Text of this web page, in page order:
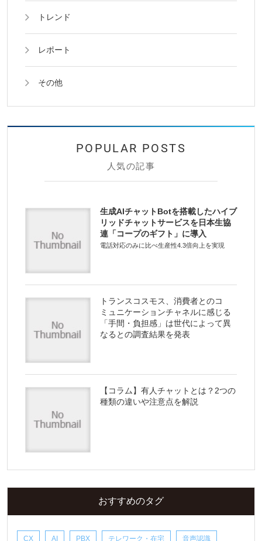
トレンド
レポート
その他
人気の記事
生成AIチャットBotを搭載したハイブ
リッドチャットサービスを日本生協
連「コープのギフト」に導入
電話対応のみに比べ生産性4.3倍向上を実現
トランスコスモス、消費者とのコ
ミュニケーションチャネルに感じる
「手間・負担感」は世代によって異
なるとの調査結果を発表
【コラム】有人チャットとは？2つの
種類の違いや注意点を解説
おすすめのタグ
CX AI PBX テレワーク・在宅 音声認識